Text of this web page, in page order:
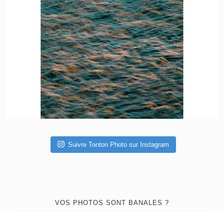
Suivre Tonton Photo sur Instagram
VOS PHOTOS SONT BANALES ?